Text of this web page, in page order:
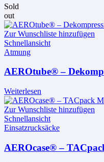
Sold
out
Zur Wunschliste hinzufügen
Schnellansicht
Atmung
AEROtube® –
Weiterlesen
Zur Wunschliste hinzufügen
Schnellansicht
Einsatzrucksäcke
AEROcase® –